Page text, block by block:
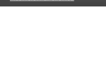
Aviso legal